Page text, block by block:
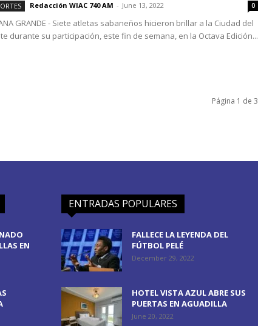
Redacción WIAC 740 AM - June 13, 2022 0
GRANDE - Siete atletas sabaneños hicieron brillar a la Ciudad del
durante su participación, este fin de semana, en la Octava Edición...
Página 1 de 3
EN
ENTRADAS POPULARES
FALLECE LA LEYENDA DEL
FÚTBOL PELÉ
December 29, 2022
HOTEL VISTA AZUL ABRE SUS
PUERTAS EN AGUADILLA
June 20, 2022